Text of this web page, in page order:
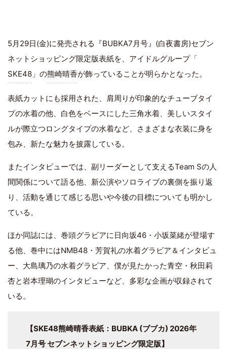
5月29日(金)に発売される『BUBKA7月号』(白夜書房)セブン
ネットショッピング限定版表紙を、アイドルグループ「
SKE48 」の熊崎晴香が飾っていることが明らかとなった。
表紙カットにも採用された、肩周りが印象的なチューブタイ
プの水着の他、白色をベースにした三角水着、美しいスタイ
ルが際立つロングタイプの水着など、さまざまな衣装に身を
包み、新たな魅力を披露している。
またインタビューでは、副リーダーとして支えるTeam Sの人
間関係について語る他、新公演やソロライブの裏側を振り返
り、活動を通じて感じる思いや今後の目標についても明かし
ている。
ほか同誌には、巻頭グラビアに日向坂46・小坂菜緒が登場す
る他、巻中にはNMB48・芳賀礼の水着グラビア＆インタビュ
ー、大島璃乃の水着グラビア、僕が見たかった青空・秋田莉
杏と岩本理瑚のインタビューなど、多彩な企画が収録されて
いる。
【SKE48熊崎晴香表紙：BUBKA (ブブカ) 2026年
7月号 セブンネットショッピング限定版】